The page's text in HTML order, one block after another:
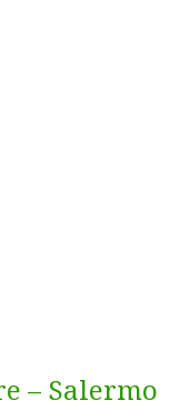
– Salermo